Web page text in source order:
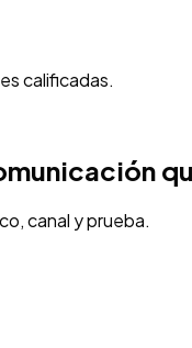
calificadas.
canal y prueba.